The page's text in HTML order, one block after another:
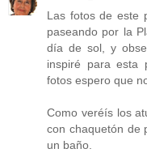
Las fotos de este
paseando por la
día de sol, y
inspiré para esta
fotos espero que
Como veréís los
con chaquetón de
un baño.